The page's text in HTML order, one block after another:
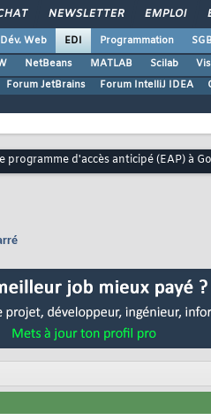
NEWSLETTER EMPLOI
Dév. Web EDI Programmation
NetBeans MATLAB Scilab
Forum JetBrains Forum IntelliJ IDEA
programme d'accès anticipé (EAP) à